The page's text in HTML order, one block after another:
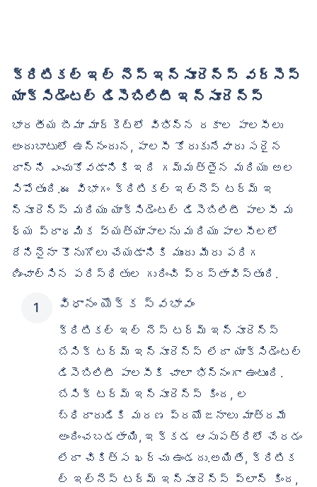
క్రిటికల్ ఇల్ నెస్ ఇన్సూరెన్స్ వర్సెస్
యాక్సిడెంటల్ డిసెబిలిటీ ఇన్సూరెన్స్
భారతీయ బీమా మార్కెట్‌లో విభిన్న రకాల పాలసీలు
అందుబాటులో ఉన్నందున, పాలసీ కోరుకునేవారు సరైన
దాన్ని ఎంచుకోవడానికి ఇది గమ్మత్తైన మరియు అల
సిపోతుంది.ఈ విభాగం క్రిటికల్ ఇల్‌నెస్ టర్మ్ ఇ
న్సూరెన్స్ మరియు యాక్సిడెంటల్ డిసెబిలిటీ పాలసీ మ
ధ్య ప్రాథమిక వ్యత్యాసాలను మరియు పాలసీలలో
దేనినైనా కొనుగోలు చేయడానికి ముందు మీరు పరిగ
ణించాల్సిన పరిస్థితుల గురించి ప్రస్తావిస్తుంది.
విధానం యొక్క స్వభావం
క్రిటికల్ ఇల్ నెస్ టర్మ్ ఇన్సూరెన్స్
బేసిక్ టర్మ్ ఇన్సూరెన్స్ లేదా యాక్సిడెంటల్
డిసెబిలిటీ పాలసీకి చాలా భిన్నంగా ఉంటుంది.
బేసిక్ టర్మ్ ఇన్సూరెన్స్ కింద, ల
బ్ధిదారుడికి మరణ ప్రయోజనాలు మాత్రమే
అందించబడతాయి, ఇక్కడ ఆసుపత్రిలో చేరడం
లేదా చికిత్స ఖర్చు ఉండదు.అయితే, క్రిటిక
ల్ ఇల్‌నెస్ టర్మ్ ఇన్సూరెన్స్ ప్లాన్ కింద,